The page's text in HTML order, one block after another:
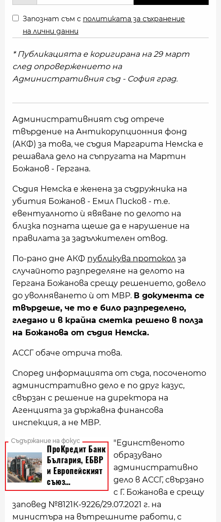
Запознат съм с политиката за съхранение
на лични данни
* Публикацията е коригирана на 29 март
след опровержението на
Административния съд - София град.
Административният съд отрече
твърдение на Антикорупционния фонд
(АКФ) за това, че съдия Маргарита Немска е
решавала дело на съпругата на Мартин
Божанов - Гергана.
Съдия Немска е женена за съдружника на
убития Божанов - Емил Писков - т.е.
евентуалното ѝ явяване по делото на
близка позната щеше да е нарушение на
правилата за задължителен отвод.
По-рано дне АКФ публикува протокол за
случайното разпределяне на делото на
Гергана Божанова срещу решението, довело
до уволняването ѝ от МВР. В документа се
твърдеше, че то е било разпределено,
гледано и в крайна сметка решено в полза
на Божанова от съдия Немска.
АССГ обаче отрича това.
Според информацията от съда, посоченото
административно дело е по друг казус,
свързан с решение на директора на
Агенцията за държавна финансова
инспекция, а не МВР.
"Единственото
образувано
административно
дело в АССГ, свързано
с Г. Божанова е срещу
заповед №8121К-9226/29.07.2021 г. на
министъра на вътрешните работи, с